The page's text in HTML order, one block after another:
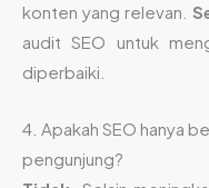
konten yang relevan.
audit SEO untuk
diperbaiki.
4. Apakah SEO hanya
pengunjung?